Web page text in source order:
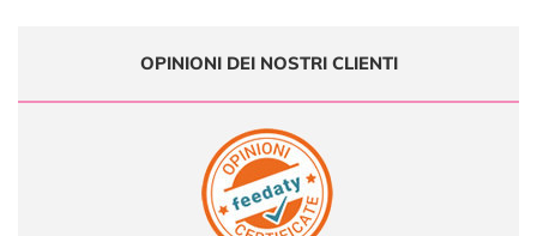
OPINIONI DEI NOSTRI CLIENTI